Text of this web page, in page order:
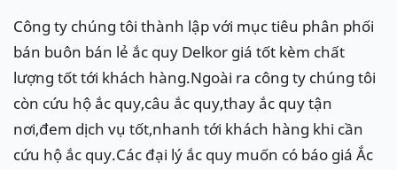
Công ty chúng tôi thành lập với mục tiêu phân phối
bán buôn bán lẻ ắc quy Delkor giá tốt kèm chất
lượng tốt tới khách hàng.Ngoài ra công ty chúng tôi
còn cứu hộ ắc quy,câu ắc quy,thay ắc quy tận
nơi,đem dịch vụ tốt,nhanh tới khách hàng khi cần
cứu hộ ắc quy.Các đại lý ắc quy muốn có báo giá Ắc